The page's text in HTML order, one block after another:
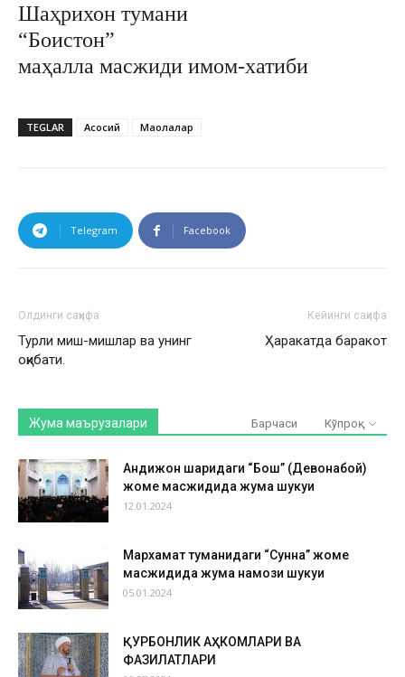
Шаҳрихон тумани
“Боистон”
маҳалла масжиди имом-хатиби
TEGLAR Асосий Мақолалар
Telegram Facebook
Олдинги саҳифа
Турли миш-мишлар ва унинг
оқибати.
Кейинги саҳифа
Ҳаракатда баракот
Жума маърузалари Барчаси Кўпроқ
Андижон шаҳридаги “Бош” (Девонабой)
жоме масжидида жума шукуҳи
12.01.2024
Мархамат туманидаги “Сунна” жоме
масжидида жума намози шукуҳи
05.01.2024
ҚУРБОНЛИК АҲКОМЛАРИ ВА
ФАЗИЛАТЛАРИ